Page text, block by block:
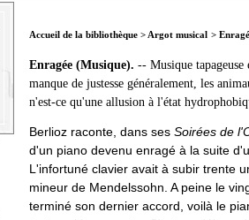
Accueil de la bibliothèque > Argot musical >
Enragée (Musique). -- Musique
manque de justesse généralement, les
n'est-ce qu'une allusion à l'état
Berlioz raconte, dans ses Soirées de
d'un piano devenu enragé à la suite
L'infortuné clavier avait à subir trente
mineur de Mendelssohn. A peine le
terminé son dernier accord, voilà le